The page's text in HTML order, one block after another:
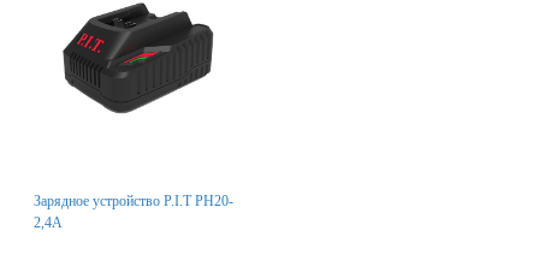
Зарядное устройство P.I.T PH20-
2,4A